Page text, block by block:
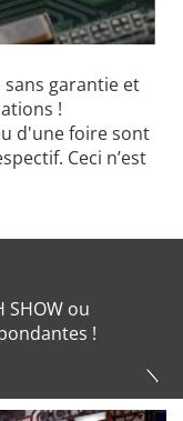
garantie et
!
d'une foire sont
Ceci n’est
SHOW ou
!